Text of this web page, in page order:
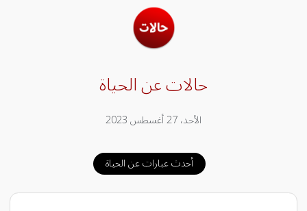
حالات عن الحياة
الأحد، 27 أغسطس 2023
أحدث عبارات عن الحياة